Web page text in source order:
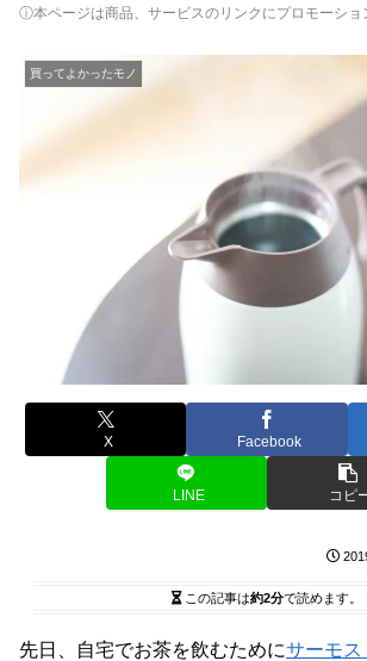
ⓘ本ページは商品、サービスのリンクにプロモーショ
買ってよかったモノ
X Facebook
LINE コピ
この記事は約2分で読めます。
先日、自宅でお茶を飲むためにサーモス